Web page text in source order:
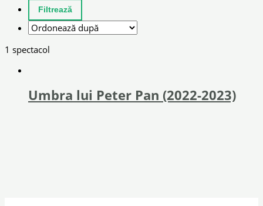
1 spectacol
Umbra lui Peter Pan (2022-2023)